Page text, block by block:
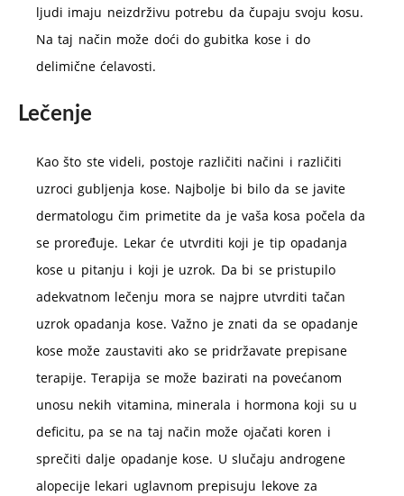
ljudi imaju neizdrživu potrebu da čupaju svoju kosu.
Na taj način može doći do gubitka kose i do
delimične ćelavosti.
Lečenje
Kao što ste videli, postoje različiti načini i različiti
uzroci gubljenja kose. Najbolje bi bilo da se javite
dermatologu čim primetite da je vaša kosa počela da
se proređuje. Lekar će utvrditi koji je tip opadanja
kose u pitanju i koji je uzrok. Da bi se pristupilo
adekvatnom lečenju mora se najpre utvrditi tačan
uzrok opadanja kose. Važno je znati da se opadanje
kose može zaustaviti ako se pridržavate prepisane
terapije. Terapija se može bazirati na povećanom
unosu nekih vitamina, minerala i hormona koji su u
deficitu, pa se na taj način može ojačati koren i
sprečiti dalje opadanje kose. U slučaju androgene
alopecije lekari uglavnom prepisuju lekove za